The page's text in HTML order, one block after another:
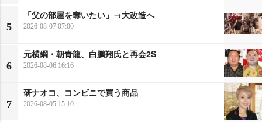
5
「父の部屋を奪いたい」→大改造へ
2026-08-07 07:00
6
元横綱・朝青龍、白鵬翔氏と再会2S
2026-08-06 16:16
7
研ナオコ、コンビニで買う商品
2026-08-05 15:10